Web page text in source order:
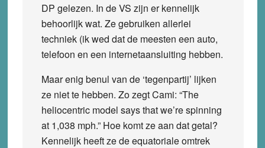
DP gelezen. In de VS zijn er kennelijk
behoorlijk wat. Ze gebruiken allerlei
techniek (ik wed dat de meesten een auto,
telefoon en een internetaansluiting hebben.
Maar enig benul van de ‘tegenpartij’ lijken
ze niet te hebben. Zo zegt Cami: “The
heliocentric model says that we’re spinning
at 1,038 mph.” Hoe komt ze aan dat getal?
Kennelijk heeft ze de equatoriale omtrek